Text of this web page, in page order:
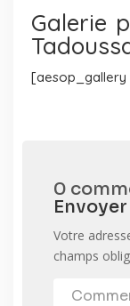
Galerie
[aesop_gallery
0
Votre
champs